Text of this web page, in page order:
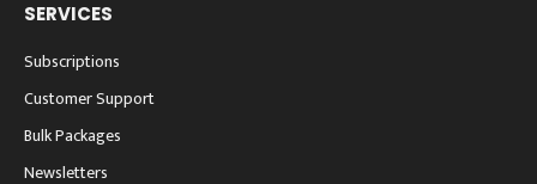
SERVICES
Subscriptions
Customer Support
Bulk Packages
Newsletters